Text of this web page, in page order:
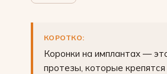
КОРОТКО:
Коронки на имплантах —
протезы, которые крепятся